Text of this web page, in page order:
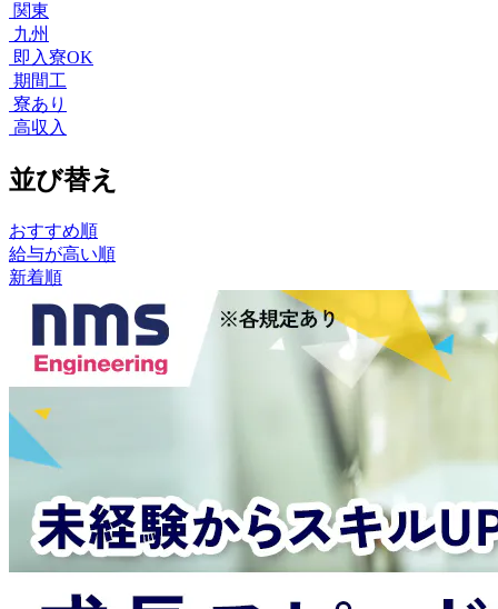
関東
九州
即入寮OK
期間工
寮あり
高収入
並び替え
おすすめ順
給与が高い順
新着順